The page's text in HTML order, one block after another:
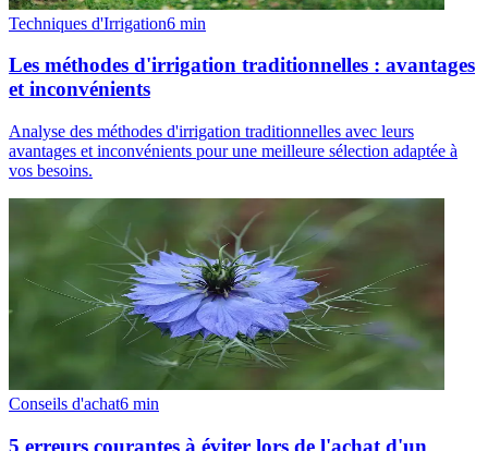
Techniques d'Irrigation6 min
Les méthodes d'irrigation traditionnelles : avantages
et inconvénients
Analyse des méthodes d'irrigation traditionnelles avec leurs
avantages et inconvénients pour une meilleure sélection adaptée à
vos besoins.
Conseils d'achat6 min
5 erreurs courantes à éviter lors de l'achat d'un